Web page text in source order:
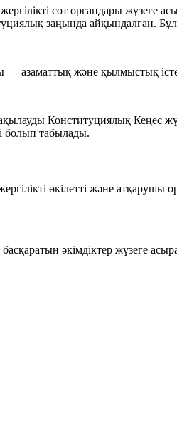
сот органдары жүзеге
заңында айқындалған.
азаматтық және қылмыстық
Конституциялық Кеңес
болып табылады.
өкілетті және
басқаратын әкімдіктер